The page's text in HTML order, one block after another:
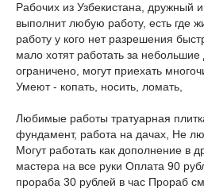
Рабочих из Узбекистана, дружный
выполнит любую работу, есть где
работу у кого нет разрешения
мало хотят работать за небольшие
ограничено, могут приехать
Умеют - копать, носить, ломать,
Любимые работы тратуарная
фундамент, работа на дачах, Не
Могут работать как дополнение в
мастера на все руки Оплата 90
прораба 30 рублей в час Прораб